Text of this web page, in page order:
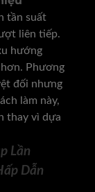
tần suất
liên tiếp.
hướng
Phương
đối nhưng
làm này,
thay vì dựa
Lần
Dẫn